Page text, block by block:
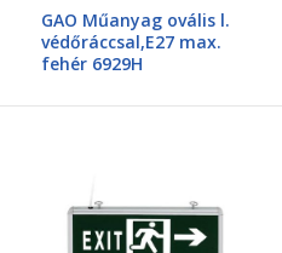
GAO Műanyag ovális l.
védőráccsal,E27 max.
fehér 6929H